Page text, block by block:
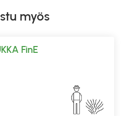
myös
FinE